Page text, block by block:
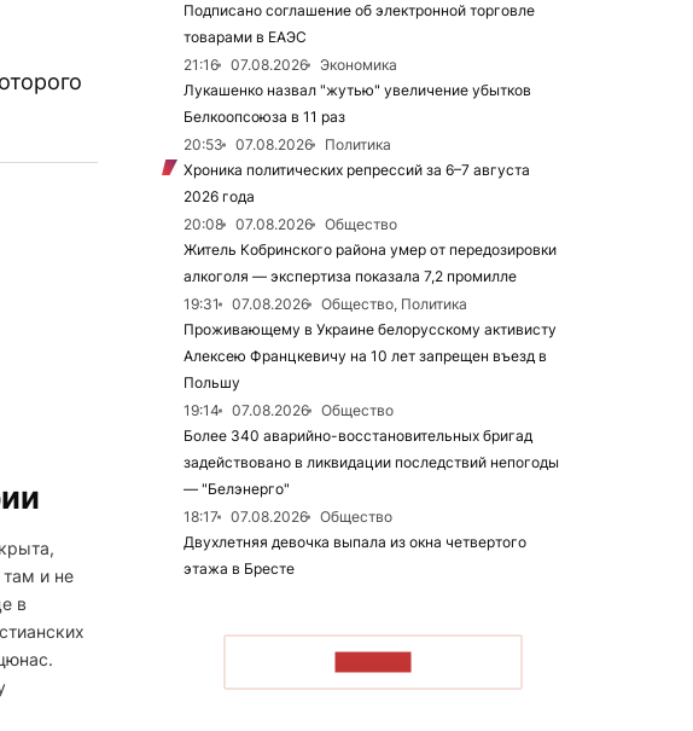
и не
в
Подписано соглашение об электронной торговле
товарами в ЕАЭС
21:16
07.08.2026
Экономика
Лукашенко назвал "жутью" увеличение убытков
Белкоопсоюза в 11 раз
20:53
07.08.2026
Политика
Хроника политических репрессий за 6–7 августа
2026 года
20:08
07.08.2026
Общество
Житель Кобринского района умер от передозировки
алкоголя — экспертиза показала 7,2 промилле
19:31
07.08.2026
Общество, Политика
Проживающему в Украине белорусскому активисту
Алексею Францкевичу на 10 лет запрещен въезд в
Польшу
19:14
07.08.2026
Общество
Более 340 аварийно-восстановительных бригад
задействовано в ликвидации последствий непогоды
— "Белэнерго"
18:17
07.08.2026
Общество
Двухлетняя девочка выпала из окна четвертого
этажа в Бресте